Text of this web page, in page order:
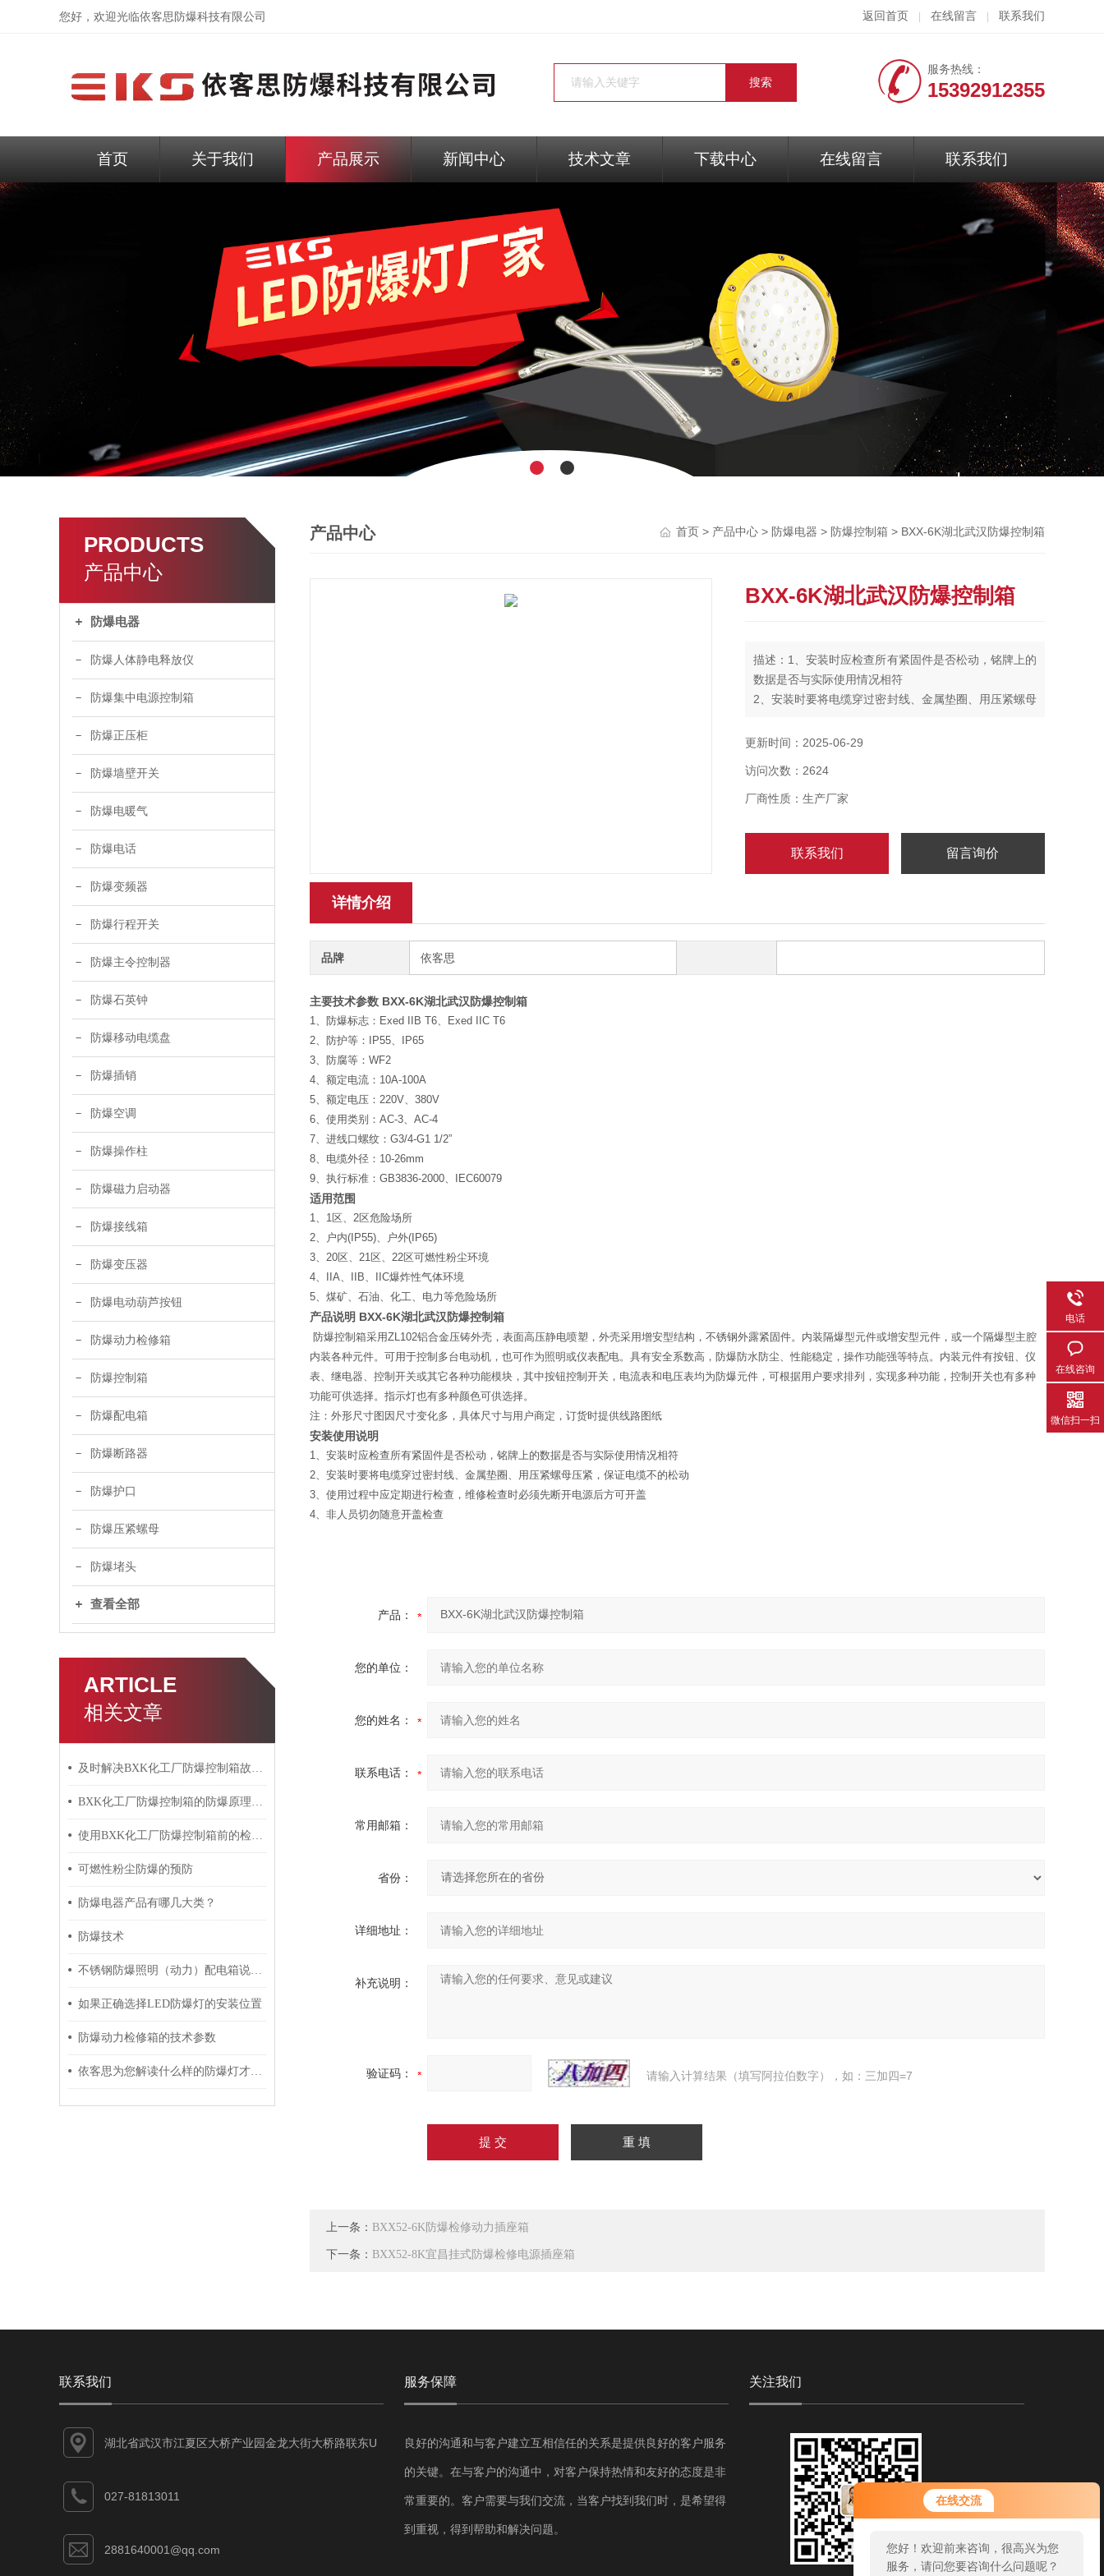
在线交流
您好！欢迎前来咨询，很高兴为您
服务，请问您要咨询什么问题呢？
您好，欢迎光临依客思防爆科技有限公司 返回首页 在线留言 联系我们
服务热线：
15392912355
首页 关于我们 产品展示 新闻中心 技术文章 下载中心 在线留言 联系我们
PRODUCTS
产品中心
防爆电器
防爆人体静电释放仪
防爆集中电源控制箱
防爆正压柜
防爆墙壁开关
防爆电暖气
防爆电话
防爆变频器
防爆行程开关
防爆主令控制器
防爆石英钟
防爆移动电缆盘
防爆插销
防爆空调
防爆操作柱
防爆磁力启动器
防爆接线箱
防爆变压器
防爆电动葫芦按钮
防爆动力检修箱
防爆控制箱
防爆配电箱
防爆断路器
防爆护口
防爆压紧螺母
防爆堵头
查看全部
ARTICLE
相关文章
及时解决BXK化工厂防爆控制箱故障是保障安全生产的关键
BXK化工厂防爆控制箱的防爆原理分享
使用BXK化工厂防爆控制箱前的检查任务介绍
可燃性粉尘防爆的预防
防爆电器产品有哪几大类？
防爆技术
不锈钢防爆照明（动力）配电箱说明书
如果正确选择LED防爆灯的安装位置
防爆动力检修箱的技术参数
依客思为您解读什么样的防爆灯才算合格
产品中心 首页 > 产品中心 > 防爆电器 > 防爆控制箱 > BXX-6K湖北武汉防爆控制箱
BXX-6K湖北武汉防爆控制箱
描述：1、安装时应检查所有紧固件是否松动，铭牌上的
数据是否与实际使用情况相符
2、安装时要将电缆穿过密封线、金属垫圈、用压紧螺母
3、使用过程中应定期进行检查，维修检查时必须先断开
BXX-6K湖北武汉防爆控制箱
更新时间：2025-06-29
访问次数：2624
厂商性质：生产厂家
联系我们 留言询价
详情介绍
品牌 依客思
主要技术参数 BXX-6K湖北武汉防爆控制箱
1、防爆标志：Exed IIB T6、Exed IIC T6
2、防护等：IP55、IP65
3、防腐等：WF2
4、额定电流：10A-100A
5、额定电压：220V、380V
6、使用类别：AC-3、AC-4
7、进线口螺纹：G3/4-G1 1/2”
8、电缆外径：10-26mm
9、执行标准：GB3836-2000、IEC60079
适用范围
1、1区、2区危险场所
2、户内(IP55)、户外(IP65)
3、20区、21区、22区可燃性粉尘环境
4、IIA、IIB、IIC爆炸性气体环境
5、煤矿、石油、化工、电力等危险场所
产品说明 BXX-6K湖北武汉防爆控制箱
防爆控制箱采用ZL102铝合金压铸外壳，表面高压静电喷塑，外壳采用增安型结构，不锈钢外露紧固件。内装隔爆型元件或增安型元件，或一个隔爆型主腔
内装各种元件。可用于控制多台电动机，也可作为照明或仪表配电。具有安全系数高，防爆防水防尘、性能稳定，操作功能强等特点。内装元件有按钮、仪
表、继电器、控制开关或其它各种功能模块，其中按钮控制开关，电流表和电压表均为防爆元件，可根据用户要求排列，实现多种功能，控制开关也有多种
功能可供选择。指示灯也有多种颜色可供选择。
注：外形尺寸图因尺寸变化多，具体尺寸与用户商定，订货时提供线路图纸
安装使用说明
1、安装时应检查所有紧固件是否松动，铭牌上的数据是否与实际使用情况相符
2、安装时要将电缆穿过密封线、金属垫圈、用压紧螺母压紧，保证电缆不的松动
3、使用过程中应定期进行检查，维修检查时必须先断开电源后方可开盖
4、非人员切勿随意开盖检查
产品：
您的单位：
您的姓名：
联系电话：
常用邮箱：
省份：
详细地址：
补充说明：
验证码： 请输入计算结果（填写阿拉伯数字），如：三加四=7
上一条： BXX52-6K防爆检修动力插座箱
下一条： BXX52-8K宜昌挂式防爆检修电源插座箱
联系我们
湖北省武汉市江夏区大桥产业园金龙大街大桥路联东U
027-81813011
2881640001@qq.com
服务保障
良好的沟通和与客户建立互相信任的关系是提供良好的客户服务
的关键。在与客户的沟通中，对客户保持热情和友好的态度是非
常重要的。客户需要与我们交流，当客户找到我们时，是希望得
到重视，得到帮助和解决问题。
关注我们
电话
在线咨询
微信扫一扫